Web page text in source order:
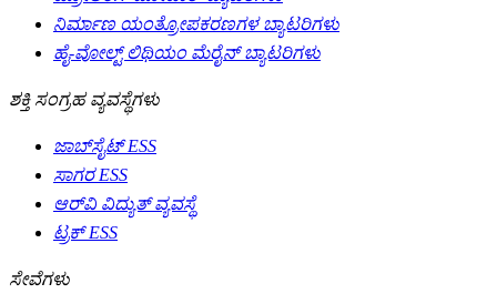
ನಿರ್ಮಾಣ ಯಂತ್ರೋಪಕರಣಗಳ ಬ್ಯಾಟರಿಗಳು
ಹೈ-ವೋಲ್ಟ್ ಲಿಥಿಯಂ ಮೆರೈನ್ ಬ್ಯಾಟರಿಗಳು
ಶಕ್ತಿ ಸಂಗ್ರಹ ವ್ಯವಸ್ಥೆಗಳು
ಜಾಬ್‌ಸೈಟ್ ESS
ಸಾಗರ ESS
ಆರ್‌ವಿ ವಿದ್ಯುತ್ ವ್ಯವಸ್ಥೆ
ಟ್ರಕ್ ESS
ಸೇವೆಗಳು